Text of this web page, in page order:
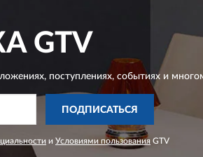
GTV
поступлениях, событиях и
ПОДПИСАТЬСЯ
и Условиями пользования GTV